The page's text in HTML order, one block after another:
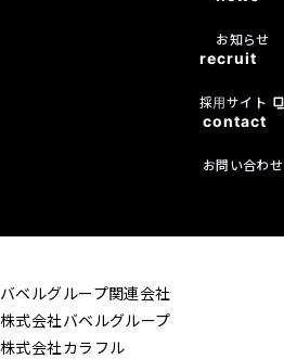
お知らせ
recruit
採用サイト
contact
お問い合わせ
バベルグループ関連会社
株式会社バベルグループ
株式会社カラフル